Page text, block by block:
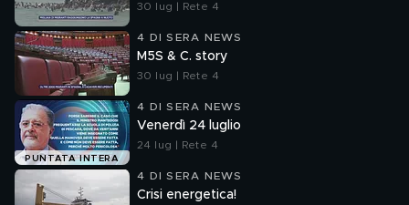
30 lug | Rete 4
4 DI SERA NEWS
M5S & C. story
30 lug | Rete 4
PUNTATA INTERA
4 DI SERA NEWS
Venerdì 24 luglio
24 lug | Rete 4
4 DI SERA NEWS
Crisi energetica!